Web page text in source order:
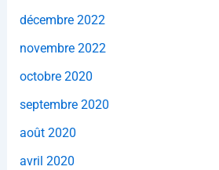
décembre 2022
novembre 2022
octobre 2020
septembre 2020
août 2020
avril 2020